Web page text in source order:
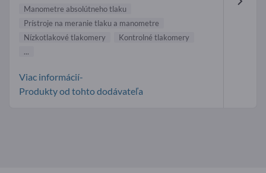
Manometre absolútneho tlaku
Prístroje na meranie tlaku a manometre
Nízkotlakové tlakomery
Kontrolné tlakomery
...
Viac informácií-
Produkty od tohto dodávateľa